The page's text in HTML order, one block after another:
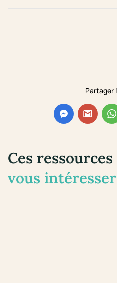
Partager
Ces
vous intéresser